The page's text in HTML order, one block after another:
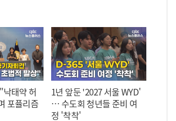
낙태약 허
포퓰리즘
1년 앞둔 '2027 서울 WYD'
… 수도회 청년들 준비 여
정 '착착'